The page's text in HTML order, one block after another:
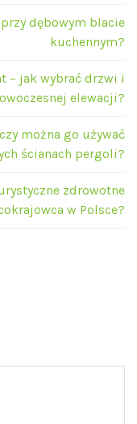
dębowym blacie
kuchennym?
– jak wybrać drzwi i
elewacji?
można go używać
ścianach pergoli?
zdrowotne
w Polsce?